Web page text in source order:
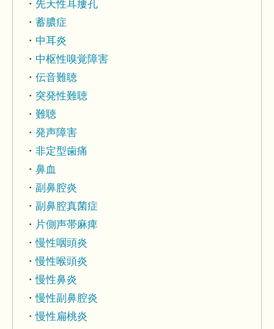
先天性耳瘻孔
蓄膿症
中耳炎
中枢性嗅覚障害
伝音難聴
突発性難聴
難聴
発声障害
非定型歯痛
鼻血
副鼻腔炎
副鼻腔真菌症
片側声帯麻痺
慢性咽頭炎
慢性喉頭炎
慢性鼻炎
慢性副鼻腔炎
慢性扁桃炎